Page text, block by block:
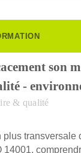
son
-
& qualité
transversale
14001,